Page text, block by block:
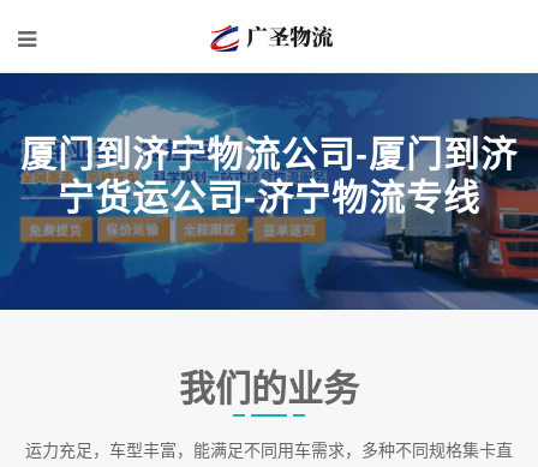
厦门到济宁物流公司-厦门到济
宁货运公司-济宁物流专线
我们的业务
运力充足，车型丰富，能满足不同用车需求，多种不同规格集卡直